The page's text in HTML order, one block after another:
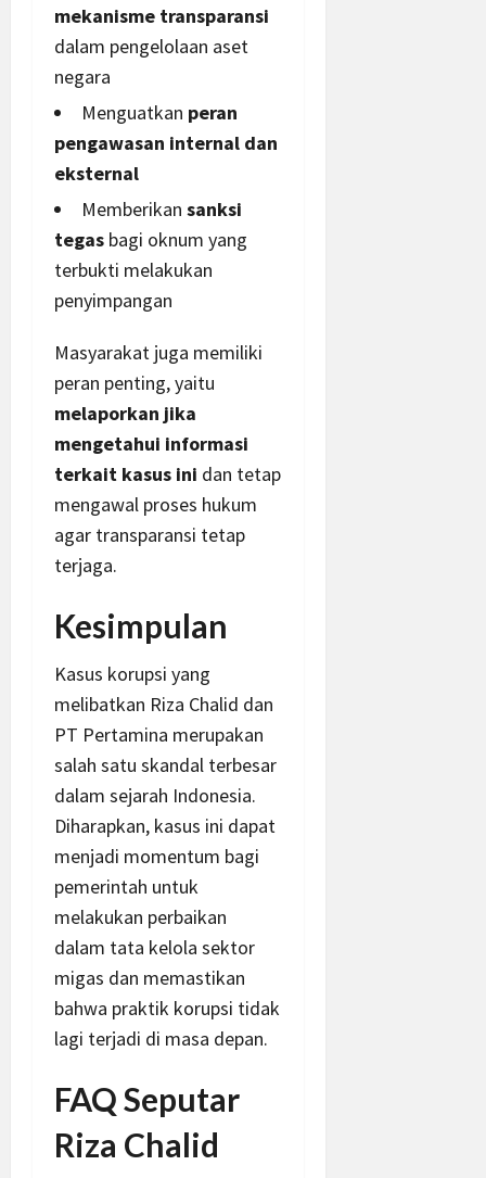
mekanisme transparansi
dalam pengelolaan aset
negara
Menguatkan peran
pengawasan internal dan
eksternal
Memberikan sanksi
tegas bagi oknum yang
terbukti melakukan
penyimpangan
Masyarakat juga memiliki
peran penting, yaitu
melaporkan jika
mengetahui informasi
terkait kasus ini dan tetap
mengawal proses hukum
agar transparansi tetap
terjaga.
Kesimpulan
Kasus korupsi yang
melibatkan Riza Chalid dan
PT Pertamina merupakan
salah satu skandal terbesar
dalam sejarah Indonesia.
Diharapkan, kasus ini dapat
menjadi momentum bagi
pemerintah untuk
melakukan perbaikan
dalam tata kelola sektor
migas dan memastikan
bahwa praktik korupsi tidak
lagi terjadi di masa depan.
FAQ Seputar
Riza Chalid